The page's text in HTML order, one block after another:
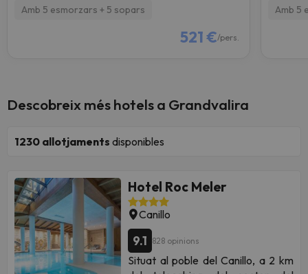
Amb 5 esmorzars + 5 sopars
521 €/pers.
Amb 5
Descobreix més hotels a Grandvalira
1230 allotjaments disponibles
Hotel Roc Meler
Canillo
9.1 828 opinions
Situat al poble del Canillo, a 2 km